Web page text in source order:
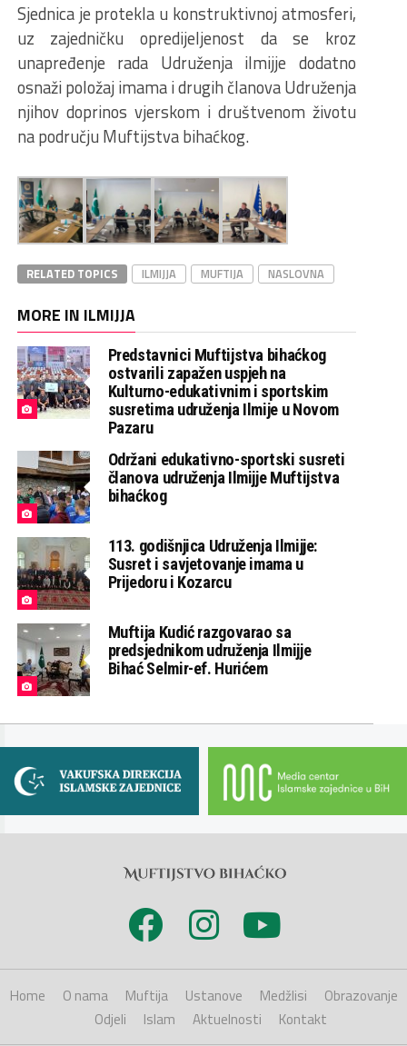
Sjednica je protekla u konstruktivnoj atmosferi,
uz zajedničku opredijeljenost da se kroz
unapređenje rada Udruženja ilmijje dodatno
osnaži položaj imama i drugih članova Udruženja
njihov doprinos vjerskom i društvenom životu
na području Muftijstva bihaćkog.
RELATED TOPICS ILMIJJA MUFTIJA NASLOVNA
MORE IN ILMIJJA
Predstavnici Muftijstva bihaćkog
ostvarili zapažen uspjeh na
Kulturno-edukativnim i sportskim
susretima udruženja Ilmije u Novom
Pazaru
Održani edukativno-sportski susreti
članova udruženja Ilmijje Muftijstva
bihaćkog
113. godišnjica Udruženja Ilmijje:
Susret i savjetovanje imama u
Prijedoru i Kozarcu
Muftija Kudić razgovarao sa
predsjednikom udruženja Ilmijje
Bihać Selmir-ef. Hurićem
Home O nama Muftija Ustanove Medžlisi
Obrazovanje
Odjeli
Islam Aktuelnosti Kontakt